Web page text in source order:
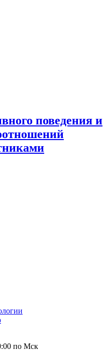
поведения и
по Мск